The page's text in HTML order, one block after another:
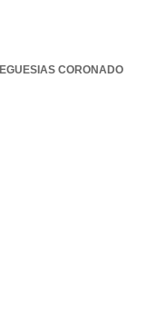
CORONADO